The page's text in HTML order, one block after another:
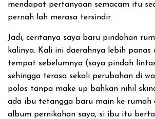
mendapat pertanyaan semacam itu
pernah lah merasa tersindir.
Jadi, ceritanya saya baru pindahan
kalinya. Kali ini daerahnya lebih panas
tempat sebelumnya (saya pindah
sehingga terasa sekali perubahan di
polos tanpa make up bahkan nihil
ada ibu tetangga baru main ke rumah
album pernikahan saya, si ibu itu